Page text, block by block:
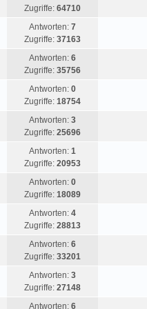
Zugriffe: 64710
Antworten: 7
Zugriffe: 37163
Antworten: 6
Zugriffe: 35756
Antworten: 0
Zugriffe: 18754
Antworten: 3
Zugriffe: 25696
Antworten: 1
Zugriffe: 20953
Antworten: 0
Zugriffe: 18089
Antworten: 4
Zugriffe: 28813
Antworten: 6
Zugriffe: 33201
Antworten: 3
Zugriffe: 27148
Antworten: 6